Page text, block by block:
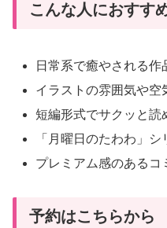
こんな人におすす
日常系で癒やされる作
イラストの雰囲気や空
短編形式でサクッと読
「月曜日のたわわ」
プレミアム感のあるコ
予約はこちらから